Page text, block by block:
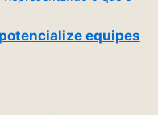
equipes